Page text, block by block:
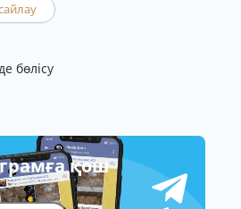
бөлісу
қош